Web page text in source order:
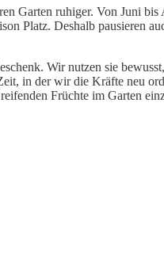
Garten ruhiger. Von Juni
Platz. Deshalb pausieren
Wir nutzen sie
in der wir die Kräfte neu
Früchte im Garten